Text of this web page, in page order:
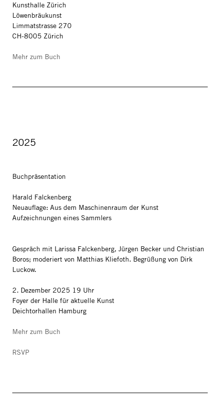
Kunsthalle Zürich
Löwenbräukunst
Limmatstrasse 270
CH-8005 Zürich
Mehr zum Buch
2025
Buchpräsentation
Harald Falckenberg
Neuauflage: Aus dem Maschinenraum der Kunst
Aufzeichnungen eines Sammlers
Gespräch mit Larissa Falckenberg, Jürgen Becker und Christian
Boros; moderiert von Matthias Kliefoth. Begrüßung von Dirk
Luckow.
2. Dezember 2025 19 Uhr
Foyer der Halle für aktuelle Kunst
Deichtorhallen Hamburg
Mehr zum Buch
RSVP